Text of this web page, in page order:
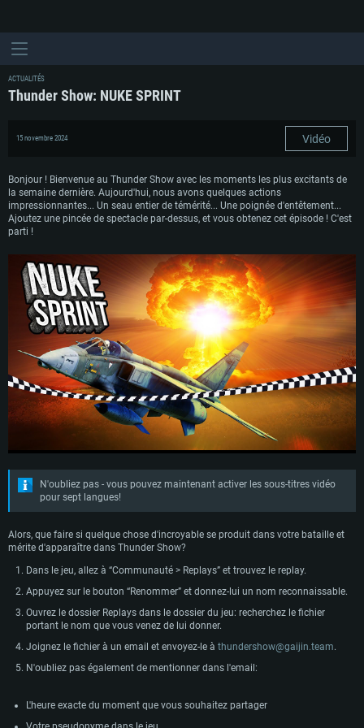
CONFIGURATION SYSTÈME REQUISE
Pour PC
Pour MAC
Pour Linux
Minimum
Processeur: Dual-Core 2.2 GHz
Minimum
Processeur: Core i5, minimum 2.2GHz (Les processeurs Intel Xeon ne sont
Minimum
Processeur: Dual-Core 2.4 GHz
ACTUALITÉS
Thunder Show: NUKE SPRINT
15 novembre 2024 Vidéo
Bonjour ! Bienvenue au Thunder Show avec les moments les plus excitants de
la semaine dernière. Aujourd'hui, nous avons quelques actions
impressionnantes... Un seau entier de témérité... Une poignée d'entêtement...
Ajoutez une pincée de spectacle par-dessus, et vous obtenez cet épisode ! C'est
parti !
N'oubliez pas - vous pouvez maintenant activer les sous-titres vidéo
pour sept langues!
Alors, que faire si quelque chose d'incroyable se produit dans votre bataille et
mérite d'apparaître dans Thunder Show?
Dans le jeu, allez à “Communauté > Replays” et trouvez le replay.
Appuyez sur le bouton “Renommer” et donnez-lui un nom reconnaissable.
Ouvrez le dossier Replays dans le dossier du jeu: recherchez le fichier
portant le nom que vous venez de lui donner.
Joignez le fichier à un email et envoyez-le à thundershow@gaijin.team.
N'oubliez pas également de mentionner dans l'email:
L'heure exacte du moment que vous souhaitez partager